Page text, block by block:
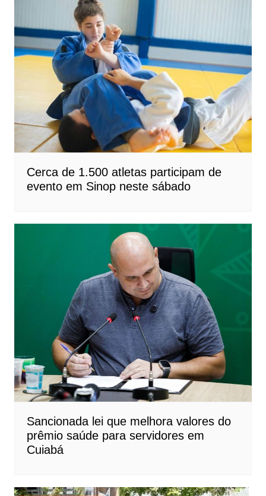
Cerca de 1.500 atletas participam de
evento em Sinop neste sábado
Sancionada lei que melhora valores do
prêmio saúde para servidores em
Cuiabá